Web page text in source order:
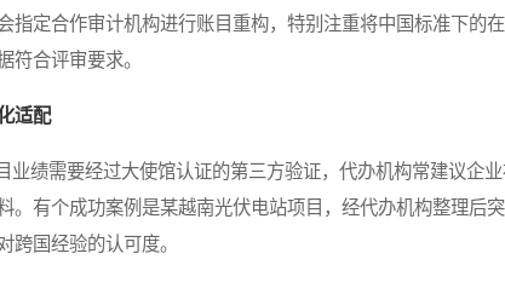
指定合作审计机构进行账目重构，特别注重将中国标准下的
符合评审要求。
适配
绩需要经过大使馆认证的第三方验证，代办机构常建议企业
。有个成功案例是某越南光伏电站项目，经代办机构整理后
跨国经验的认可度。